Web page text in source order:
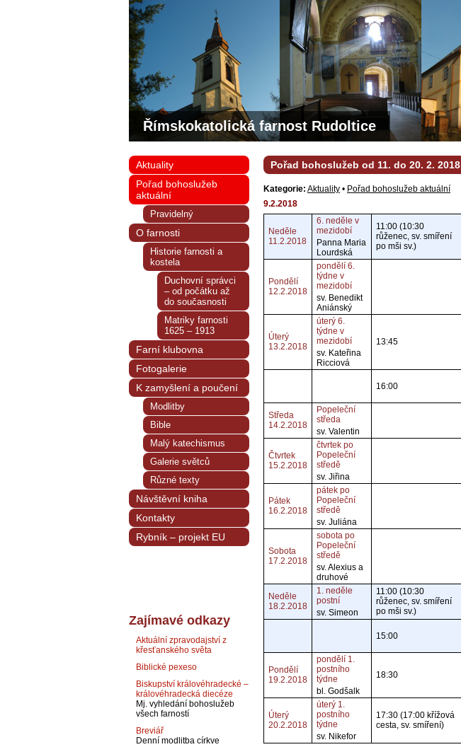
Římskokatolická farnost Rudoltice
Pořad bohoslužeb od 11. do 20. 2. 2018
Kategorie: Aktuality • Pořad bohoslužeb aktuální
9.2.2018
Neděle
11.2.2018
6. neděle v
mezidobí
Panna Maria
Lourdská
11:00 (10:30
růženec, sv. smíření
po mši sv.)
Pondělí
12.2.2018
pondělí 6.
týdne v
mezidobí
sv. Benedikt
Aniánský
Úterý
13.2.2018
úterý 6.
týdne v
mezidobí
sv. Kateřina
Ricciová
13:45
16:00
Středa
14.2.2018
Popeleční
středa
sv. Valentin
Čtvrtek
15.2.2018
čtvrtek po
Popeleční
středě
sv. Jiřina
Pátek
16.2.2018
pátek po
Popeleční
středě
sv. Juliána
Sobota
17.2.2018
sobota po
Popeleční
středě
sv. Alexius a
druhové
Neděle
18.2.2018
1. neděle
postní
sv. Simeon
11:00 (10:30
růženec, sv. smíření
po mši sv.)
15:00
Pondělí
19.2.2018
pondělí 1.
postního
týdne
bl. Godšalk
18:30
Úterý
20.2.2018
úterý 1.
postního
týdne
sv. Nikefor
17:30 (17:00 křížová
cesta, sv. smíření)
Aktuality
Pořad bohoslužeb
aktuální
Pravidelný
O farnosti
Historie farnosti a
kostela
Duchovní správci
– od počátku až
do současnosti
Matriky farnosti
1625 – 1913
Farní klubovna
Fotogalerie
K zamyšlení a poučení
Modlitby
Bible
Malý katechismus
Galerie světců
Různé texty
Návštěvní kniha
Kontakty
Rybník – projekt EU
Zajímavé odkazy
Aktuální zpravodajství z
křesťanského světa
Biblické pexeso
Biskupství královéhradecké –
královéhradecká diecéze
Mj. vyhledání bohoslužeb
všech farností
Breviář
Denní modlitba církve